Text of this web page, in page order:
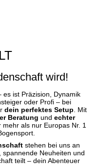
wird!
es ist Präzision, Dynamik
oder Profi – bei
dein perfektes Setup . Mit
Beratung und echter
als nur Europas Nr. 1
stehen bei uns an
spannende Neuheiten und
teilt – dein Abenteuer